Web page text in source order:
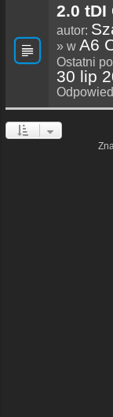
2.0 tDI
autor:
» w A6
Ostatni
30 lip